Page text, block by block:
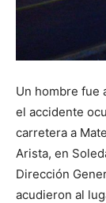
Un hombre fue
el accidente
carretera a
Arista, en
Dirección
acudieron al